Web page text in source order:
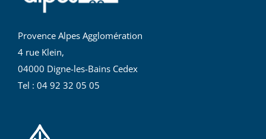
Provence Alpes Agglomération
4 rue Klein,
04000 Digne-les-Bains Cedex
Tel : 04 92 32 05 05